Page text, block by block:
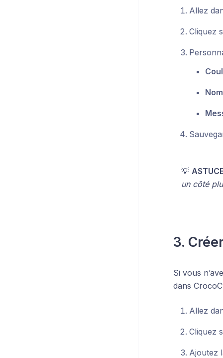
Allez
Cliquez
💡
un côté
3.
Si vous
dans
Allez
Cliquez
Ajoutez